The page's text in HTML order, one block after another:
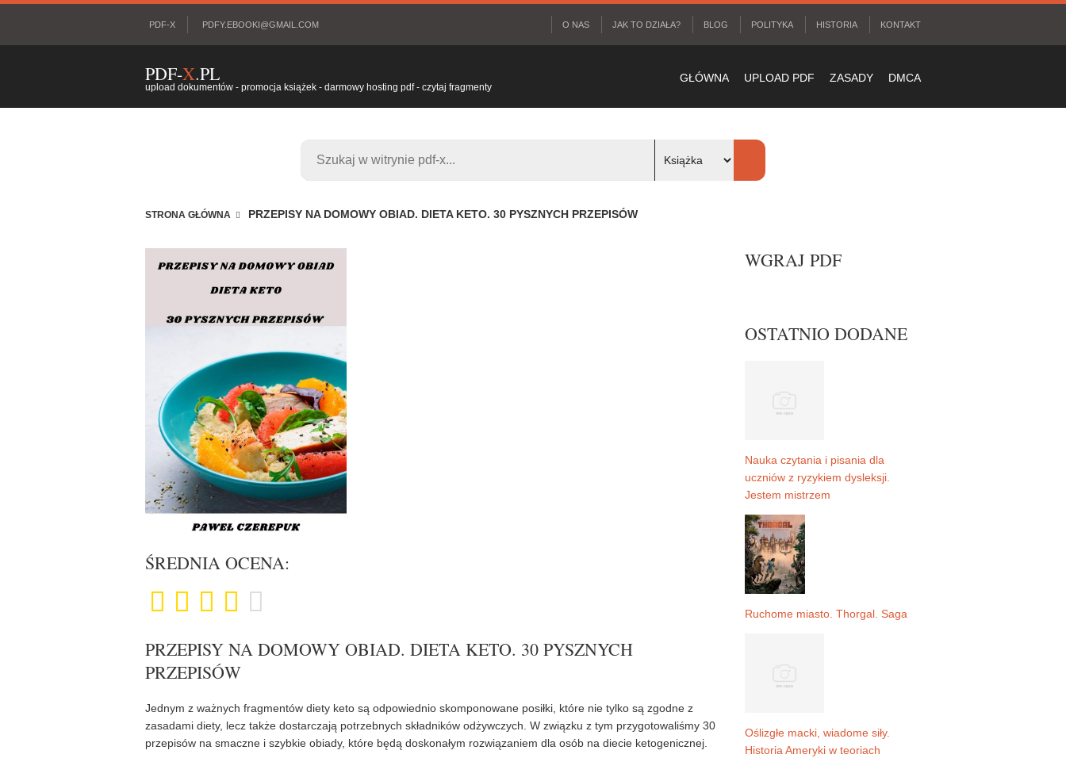
PDF-X PDFY.EBOOKI@GMAIL.COM O NAS JAK TO DZIAŁA? BLOG POLITYKA HISTORIA KONTAKT
PDF-X.PL
upload dokumentów - promocja książek - darmowy hosting pdf - czytaj fragmenty
GŁÓWNA UPLOAD PDF ZASADY DMCA
STRONA GŁÓWNA PRZEPISY NA DOMOWY OBIAD. DIETA KETO. 30 PYSZNYCH PRZEPISÓW
ŚREDNIA OCENA:
PRZEPISY NA DOMOWY OBIAD. DIETA KETO. 30 PYSZNYCH
PRZEPISÓW
Jednym z ważnych fragmentów diety keto są odpowiednio skomponowane posiłki, które nie tylko są zgodne z
zasadami diety, lecz także dostarczają potrzebnych składników odżywczych. W związku z tym przygotowaliśmy 30
przepisów na smaczne i szybkie obiady, które będą doskonałym rozwiązaniem dla osób na diecie ketogenicznej.
WGRAJ PDF
OSTATNIO DODANE
Nauka czytania i pisania dla
uczniów z ryzykiem dysleksji.
Jestem mistrzem
Ruchome miasto. Thorgal. Saga
Oślizgłe macki, wiadome siły.
Historia Ameryki w teoriach